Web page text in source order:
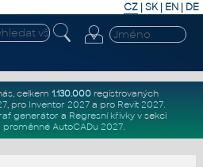
CZ | SK| EN | DE
celkem 1.130.000registrovaných
, pro Inventor 2027a pro Revit 2027.
generátor a Regresní křivkyv sekci
proměnné AutoCADu 2027.